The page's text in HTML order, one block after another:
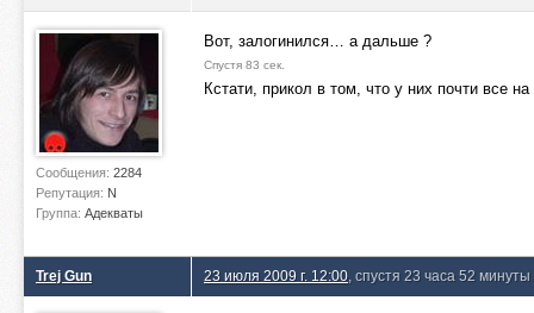
Сообщения: 2284
Репутация: N
Группа: Адекваты
Вот, залогинился… а дальше ?
Спустя 83 сек.
Кстати, прикол в том, что у них почти все
Trej Gun 23 июля 2009 г. 12:00 , спустя 23 часа 52 минуты